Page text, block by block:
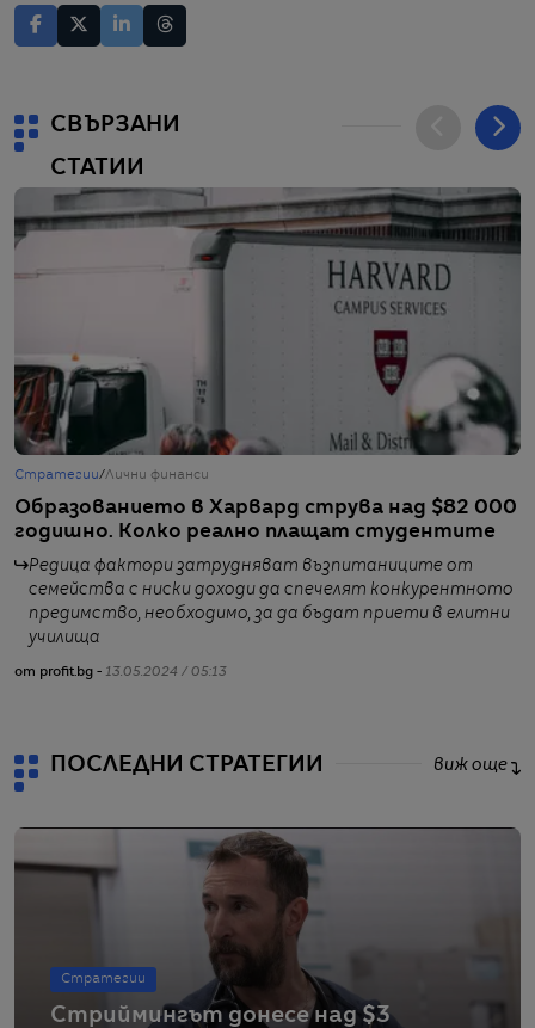
СВЪРЗАНИ
СТАТИИ
Стратегии/Лични финанси
Образованието в Харвард струва над $82 000
годишно. Колко реално плащат студентите
Редица фактори затрудняват възпитаниците от
семейства с ниски доходи да спечелят конкурентното
предимство, необходимо, за да бъдат приети в елитни
училища
от profit.bg - 13.05.2024 / 05:13
ПОСЛЕДНИ СТРАТЕГИИ виж още
Стратегии
Стриймингът донесе над $3